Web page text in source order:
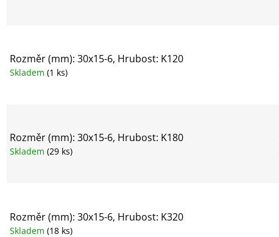
Rozměr (mm): 30x15-6, Hrubost: K120
Skladem (1 ks)
Rozměr (mm): 30x15-6, Hrubost: K180
Skladem (29 ks)
Rozměr (mm): 30x15-6, Hrubost: K320
Skladem (18 ks)